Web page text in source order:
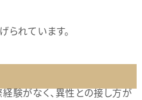
れています。
験がなく、異性との接し方が